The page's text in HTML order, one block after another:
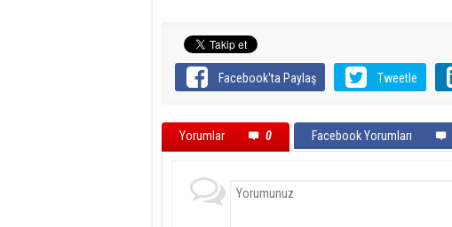
Facebook'ta Paylaş Tweetle
Yorumlar 0 Facebook Yorumları